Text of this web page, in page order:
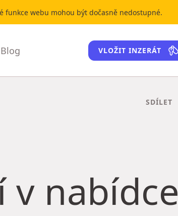
funkce webu mohou být dočasně nedostupné.
Blog VLOŽIT INZERÁT
SDÍLET
v nabídce